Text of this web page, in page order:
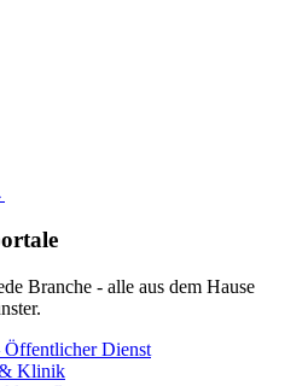
Branche - alle aus dem Hause
Dienst
Klinik